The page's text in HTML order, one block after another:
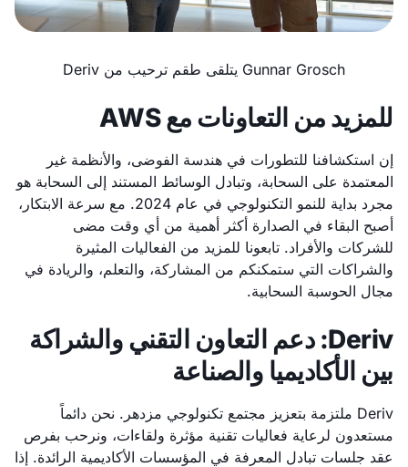
Gunnar Grosch يتلقى طقم ترحيب من Deriv
للمزيد من التعاونات مع AWS
إن استكشافنا للتطورات في هندسة الفوضى، والأنظمة غير
المعتمدة على السحابة، وتبادل الوسائط المستند إلى السحابة هو
مجرد بداية للنمو التكنولوجي في عام 2024. مع سرعة الابتكار،
أصبح البقاء في الصدارة أكثر أهمية من أي وقت مضى
للشركات والأفراد. تابعونا للمزيد من الفعاليات المثيرة
والشراكات التي ستمكنكم من المشاركة، والتعلم، والريادة في
مجال الحوسبة السحابية.
Deriv: دعم التعاون التقني والشراكة
بين الأكاديميا والصناعة
Deriv ملتزمة بتعزيز مجتمع تكنولوجي مزدهر. نحن دائماً
مستعدون لرعاية فعاليات تقنية مؤثرة ولقاءات، ونرحب بفرص
عقد جلسات تبادل المعرفة في المؤسسات الأكاديمية الرائدة. إذا